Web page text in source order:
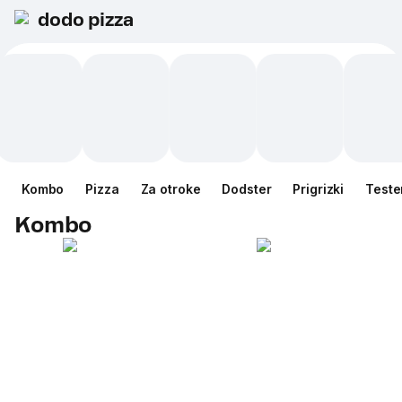
dodo pizza
Kombo Pizza Za otroke Dodster Prigrizki
Kombo